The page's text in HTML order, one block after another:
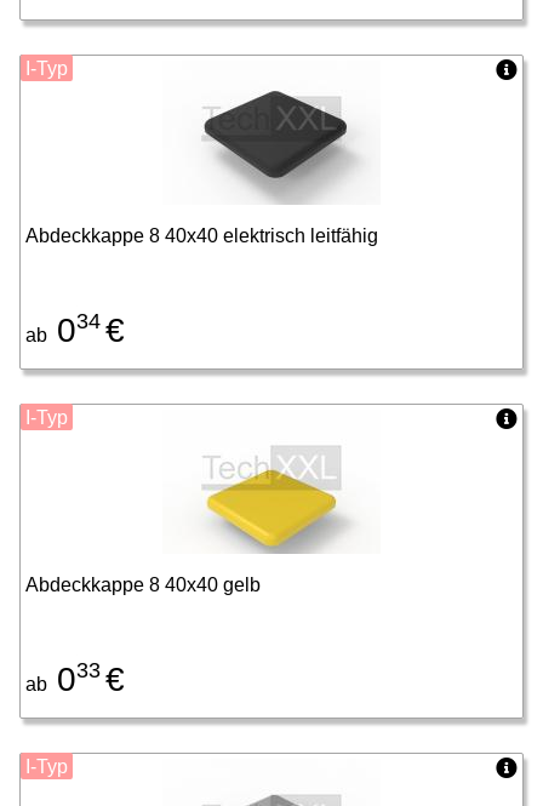
Abdeckkappe 8 40x40 elektrisch leitfähig
ab 034 €
I-Typ
Abdeckkappe 8 40x40 gelb
ab 033 €
I-Typ
I-Typ